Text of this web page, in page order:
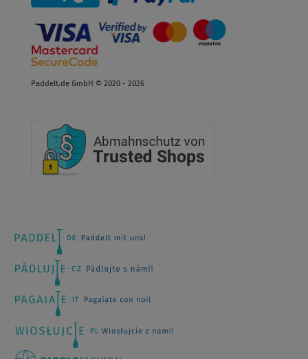
Paddelt.de GmbH © 2020 - 2026